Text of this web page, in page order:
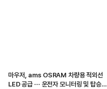
마우저, ams OSRAM 차량용 적외선
LED 공급 ··· 운전자 모니터링 및 탑승자